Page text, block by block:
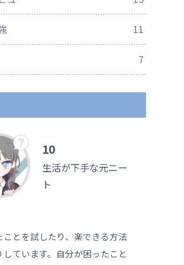
11
7
10
生活が下手な元ニー
ト
ことを試したり、楽できる方法
しています。自分が困ったこと